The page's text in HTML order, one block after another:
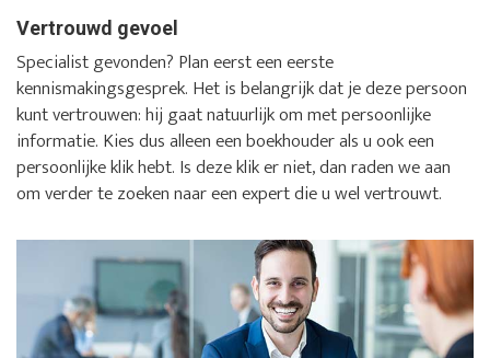
Vertrouwd gevoel
Specialist gevonden? Plan eerst een eerste
kennismakingsgesprek. Het is belangrijk dat je deze persoon
kunt vertrouwen: hij gaat natuurlijk om met persoonlijke
informatie. Kies dus alleen een boekhouder als u ook een
persoonlijke klik hebt. Is deze klik er niet, dan raden we aan
om verder te zoeken naar een expert die u wel vertrouwt.